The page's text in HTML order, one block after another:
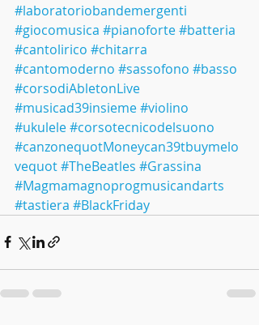
#laboratoriobandemergenti
#giocomusica #pianoforte#batteria
#cantolirico #chitarra
#cantomoderno #sassofono #basso
#corsodiAbletonLive
#musicad39insieme#violino
#ukulele#corsotecnicodelsuono
#canzonequotMoneycan39tbuymelo
vequot#TheBeatles #Grassina
#Magmamagnoprogmusicandarts
#tastiera #BlackFriday